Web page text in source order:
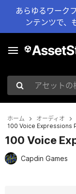
あらゆるワーク
ンテンツで、
アセットの検索
ホーム オーディオ
100 Voice Expressions
100 Voice
Capdin Games